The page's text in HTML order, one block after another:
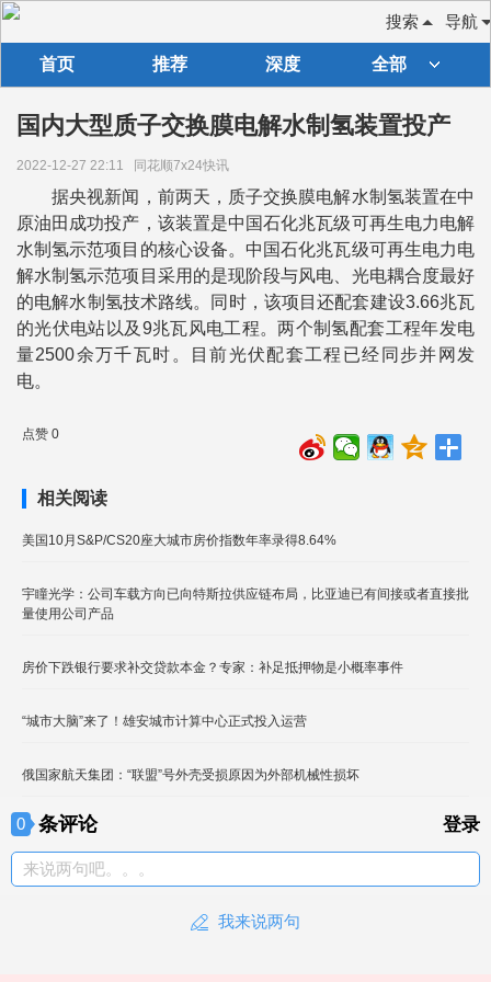
导航
搜索
首页 推荐 深度 全部
国内大型质子交换膜电解水制氢装置投产
2022-12-27 22:11 同花顺7x24快讯
据央视新闻，前两天，质子交换膜电解水制氢装置在中
原油田成功投产，该装置是中国石化兆瓦级可再生电力电解
水制氢示范项目的核心设备。中国石化兆瓦级可再生电力电
解水制氢示范项目采用的是现阶段与风电、光电耦合度最好
的电解水制氢技术路线。同时，该项目还配套建设3.66兆瓦
的光伏电站以及9兆瓦风电工程。两个制氢配套工程年发电
量2500余万千瓦时。目前光伏配套工程已经同步并网发
电。
点赞 0
相关阅读
美国10月S&P/CS20座大城市房价指数年率录得8.64%
宇瞳光学：公司车载方向已向特斯拉供应链布局，比亚迪已有间接或者直接批
量使用公司产品
房价下跌银行要求补交贷款本金？专家：补足抵押物是小概率事件
“城市大脑”来了！雄安城市计算中心正式投入运营
俄国家航天集团：“联盟”号外壳受损原因为外部机械性损坏
0 条评论 登录
来说两句吧。。。
我来说两句